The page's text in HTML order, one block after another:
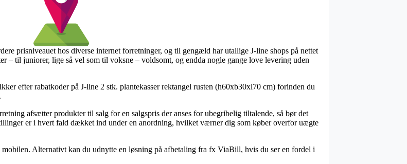
prisniveauet hos diverse internet forretninger, og til gengæld har utallige J-line shops på nettet
– til juniorer, lige så vel som til voksne – voldsomt, og endda nogle gange love levering uden
efter rabatkoder på J-line 2 stk. plantekasser rektangel rusten (h60xb30xl70 cm) forinden du
afsætter produkter til salg for en salgspris der anses for ubegribelig tiltalende, så bør det
er i hvert fald dækket ind under en anordning, hvilket værner dig som køber overfor uægte
Alternativt kan du udnytte en løsning på afbetaling fra fx ViaBill, hvis du ser en fordel i